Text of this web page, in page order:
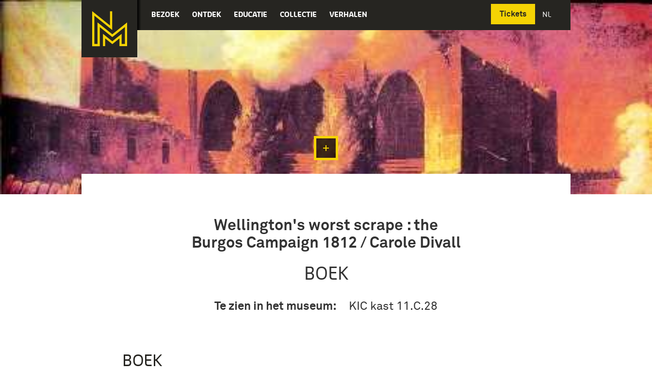
BEZOEK ONTDEK EDUCATIE COLLECTIE VERHALEN Tickets NL
Deutsch
Wellington's worst scrape : the
Burgos Campaign 1812 / Carole Divall
BOEK
Te zien in het museum: KIC kast 11.C.28
BOEK